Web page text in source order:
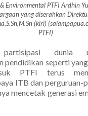
& Environmental PTFI Ardhin
yang diserahkan
(kiri)
PTFI)
partisipasi dunia
pendidikan seperti
PTFI terus
ITB dan perguruan-
mencetak generasi